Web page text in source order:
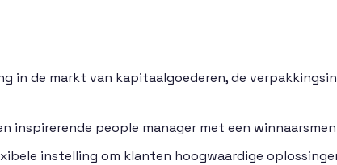
in de markt van kapitaalgoederen, de
inspirerende people manager met een
instelling om klanten hoogwaardige